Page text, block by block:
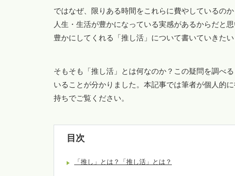
ではなぜ、限りある時間をこれらに費やしているの
人生・生活が豊かになっている実感があるからだと
豊かにしてくれる「推し活」について書いていきたい
そもそも「推し活」とは何なのか？この疑問を調べ
いることが分かりました。本記事では筆者が個人的
持ちでご覧ください。
目次
「推し」とは？「推し活」とは？